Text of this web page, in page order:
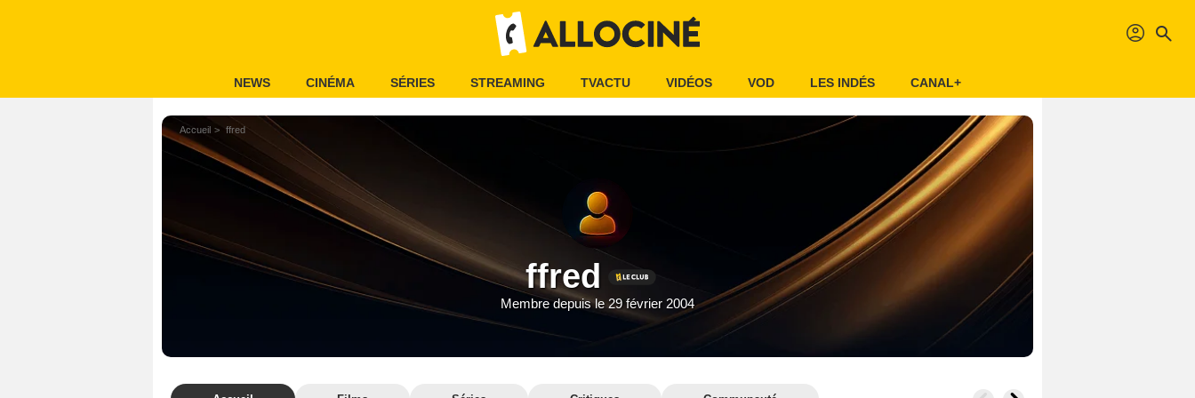
profil search
NEWS CINÉMA SÉRIES STREAMING TVACTU VIDÉOS VOD LES INDÉS CANAL+
Accueil ffred
ffred
Membre depuis le 29 février 2004